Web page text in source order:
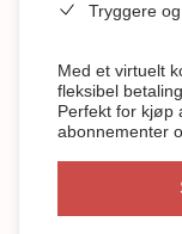
Med et virtuelt
fleksibel
Perfekt for kjøp
abonnementer
Tryggere